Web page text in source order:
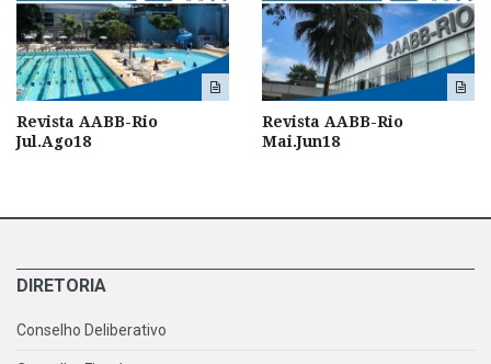
Revista AABB-Rio
Jul.Ago18
Revista AABB-Rio
Mai.Jun18
DIRETORIA
Conselho Deliberativo